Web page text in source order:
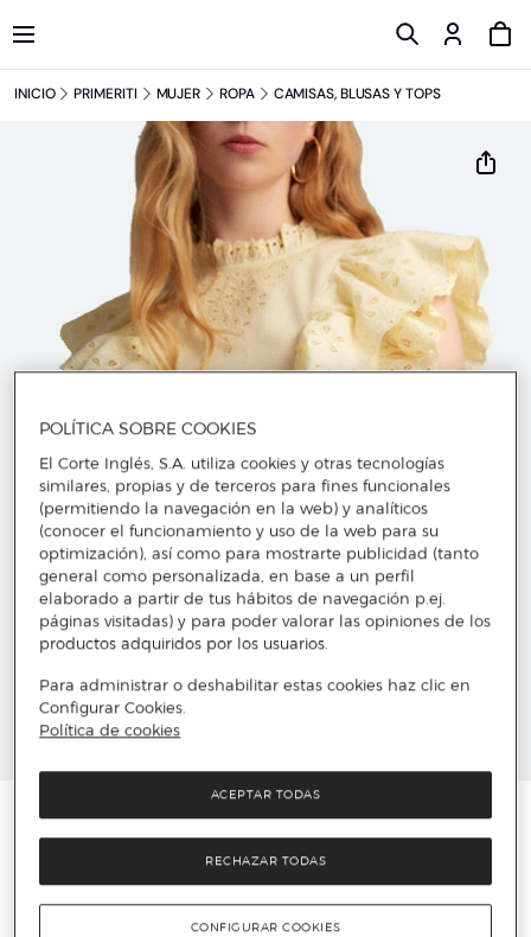
INICIO PRIMERITI MUJER ROPA CAMISAS, BLUSAS Y TOPS
SFERA
Blusa corta volantes
10 €25,99 €61%
POLÍTICA SOBRE COOKIES
El Corte Inglés, S.A. utiliza cookies y otras tecnologías
similares, propias y de terceros para fines funcionales
(permitiendo la navegación en la web) y analíticos
(conocer el funcionamiento y uso de la web para su
optimización), así como para mostrarte publicidad (tanto
general como personalizada, en base a un perfil
elaborado a partir de tus hábitos de navegación p.ej.
páginas visitadas) y para poder valorar las opiniones de los
productos adquiridos por los usuarios.
Para administrar o deshabilitar estas cookies haz clic en
Configurar Cookies.
Política de cookies
RECHAZAR TODAS
ACEPTAR TODAS
CONFIGURAR COOKIES